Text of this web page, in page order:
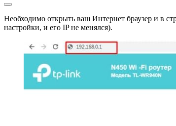
Необходимо открыть ваш Интернет браузер и в
настройки, и его IP не менялся).